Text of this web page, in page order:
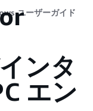
ユーザーガイド
ンタ
エン